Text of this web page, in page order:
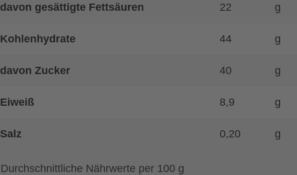
davon gesättigte Fettsäuren 22 g
Kohlenhydrate 44 g
davon Zucker 40 g
Eiweiß 8,9 g
Salz 0,20 g
Durchschnittliche Nährwerte per 100 g